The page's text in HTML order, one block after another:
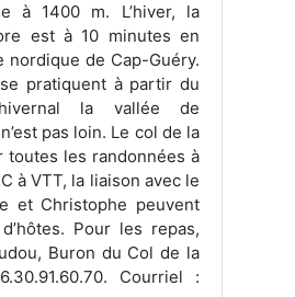
à 1400 m. L’hiver, la
est à 10 minutes en
nordique de Cap-Guéry.
pratiquent à partir du
la vallée de
pas loin. Le col de la
toutes les randonnées à
à VTT, la liaison avec le
et Christophe peuvent
Pour les repas,
Buron du Col de la
Courriel :